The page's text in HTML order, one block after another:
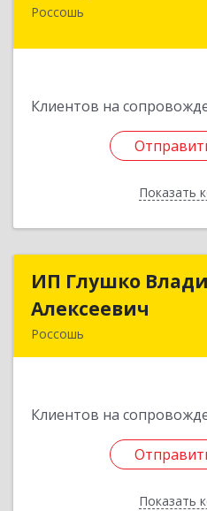
Россошь
Клиентов на
Показать
396650,
ИП Глушко
Алексеевич
Россошь
Клиентов на
Показать
ИП